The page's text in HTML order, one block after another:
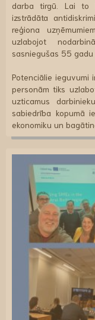
darba tirgū. Lai to
izstrādāta
reģiona
uzlabojot
sasniegušas 55 gadu
Potenciālie ieguvumi
personām tiks
uzticamus
sabiedrība kopumā
ekonomiku un